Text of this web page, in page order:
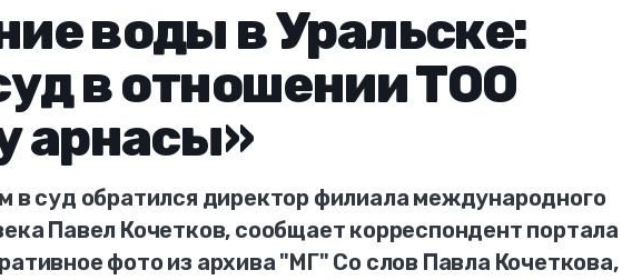
воды в Уральске:
в отношении ТОО
арнасы»
в суд обратился директор филиала международного
Павел Кочетков, сообщает корреспондент портала
фото из архива "МГ" Со слов Павла Кочеткова,